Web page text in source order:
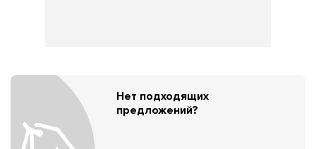
Нет подходящих
предложений?